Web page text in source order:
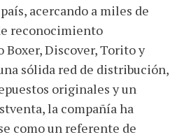
acercando a miles de
reconocimiento
Discover, Torito y
sólida red de distribución,
originales y un
la compañía ha
como un referente de